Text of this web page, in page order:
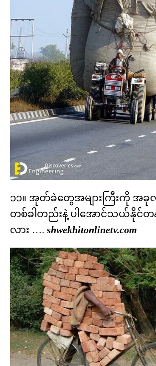
၁၁။ အုတ်ခဲတွေအများကြီးကို အခု
တစ်ခါတည်းနဲ့ ပါအောင်သယ်နိုင်
လား …. shwekhitonlinetv.com